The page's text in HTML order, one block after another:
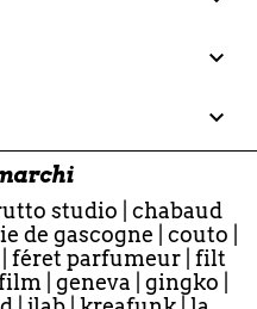


studio
chabaud
de gascogne couto
féret parfumeur| filt
geneva gingko